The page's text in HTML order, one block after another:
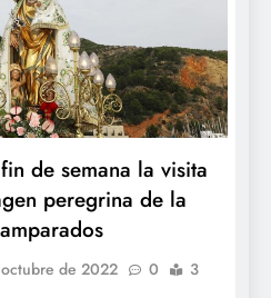
de semana la visita
peregrina de la
de 2022 0
3